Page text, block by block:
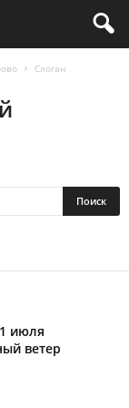
Слоган
июля
ветер